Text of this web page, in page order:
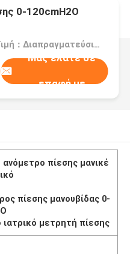
0-120cmH2O
Τιμή：Διαπραγματεύσιμα
Μας ελάτε σε
επαφή με
πίεσης μανικέ
πίεσης μανουβίδας 0-
ιατρικό μετρητή πίεσης